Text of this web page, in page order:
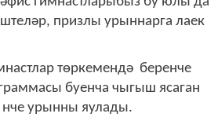
призлы урыннарга лаек
төркемендә беренче
буенча чыгыш ясаган
урынны яулады.